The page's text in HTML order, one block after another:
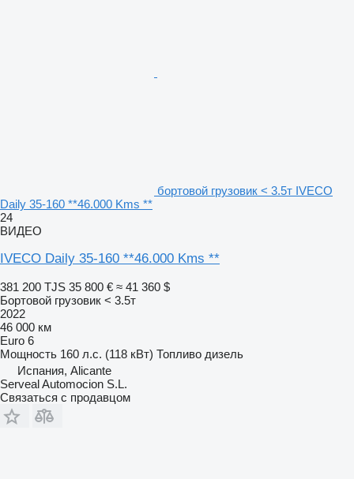
бортовой грузовик < 3.5т IVECO
Daily 35-160 **46.000 Kms **
24
ВИДЕО
IVECO Daily 35-160 **46.000 Kms **
381 200 TJS 35 800 € ≈ 41 360 $
Бортовой грузовик < 3.5т
2022
46 000 км
Euro 6
Мощность 160 л.с. (118 кВт) Топливо дизель
Испания, Alicante
Serveal Automocion S.L.
Связаться с продавцом